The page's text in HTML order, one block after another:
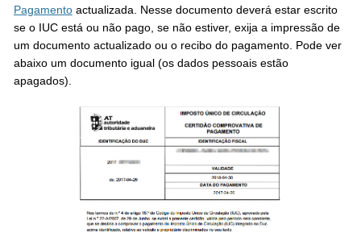
Pagamentoactualizada. Nesse documento deverá estar escrito
se o IUC está ou não pago, se não estiver, exija a impressão de
um documento actualizado ou o recibo do pagamento. Pode ver
abaixo um documento igual (os dados pessoais estão
apagados).